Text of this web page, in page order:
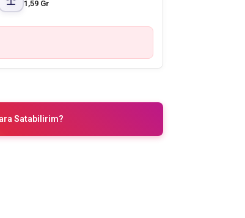
1,59 Gr
Satabilirim?